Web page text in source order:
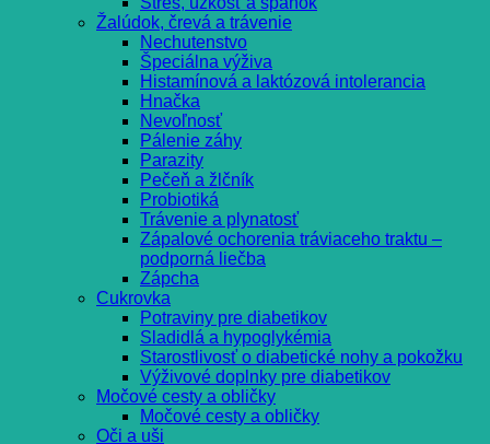
Žalúdok, črevá a trávenie
Nechutenstvo
Špeciálna výživa
Histamínová a laktózová intolerancia
Hnačka
Nevoľnosť
Pálenie záhy
Parazity
Pečeň a žlčník
Probiotiká
Trávenie a plynatosť
Zápalové ochorenia tráviaceho traktu –
podporná liečba
Zápcha
Cukrovka
Potraviny pre diabetikov
Sladidlá a hypoglykémia
Starostlivosť o diabetické nohy a pokožku
Výživové doplnky pre diabetikov
Močové cesty a obličky
Močové cesty a obličky
Oči a uši